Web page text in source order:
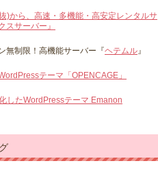
)から、高速・多機能・高安定レンタルサ
スサーバー』
無制限！高機能サーバー『ヘテムル』
テーマ「OPENCAGE」
したWordPressテーマ Emanon